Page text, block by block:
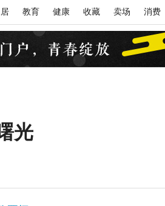
教育 健康 收藏 卖场 消费
光